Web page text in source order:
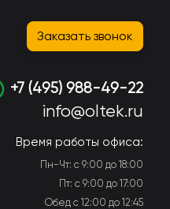
Заказать звонок
+7 (495) 988-49-22
info@oltek.ru
Время работы офиса:
Пн-Чт: с 9:00 до 18:00
Пт: с 9:00 до 17:00
Обед с 12:00 до 12:45